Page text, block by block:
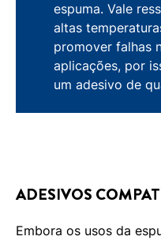
espuma. Vale
altas
promover falhas
aplicações, por
um adesivo de
ADESIVOS
Embora os usos da